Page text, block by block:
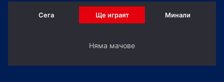
Сега Ще играят Минали
Няма мачове